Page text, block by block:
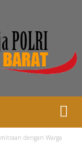
dengan Warga